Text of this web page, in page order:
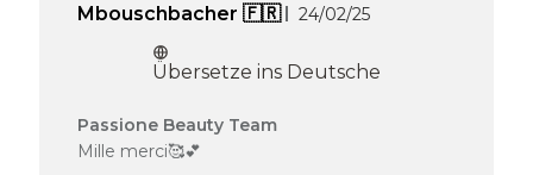
Mbouschbacher 🇫🇷
24/02/25
Übersetze ins Deutsche
Kommentare
Passione Beauty Team
Mille merci🥰💕